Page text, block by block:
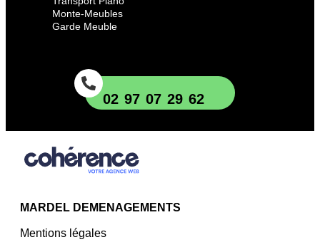
Monte-Meubles
Garde Meuble
02 97 07 29 62
MARDEL DEMENAGEMENTS
Mentions légales